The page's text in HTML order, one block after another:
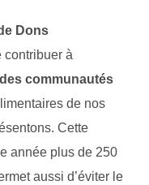
Dons
contribuer à
communautés
de nos
Cette
année plus de 250
aussi d’éviter le